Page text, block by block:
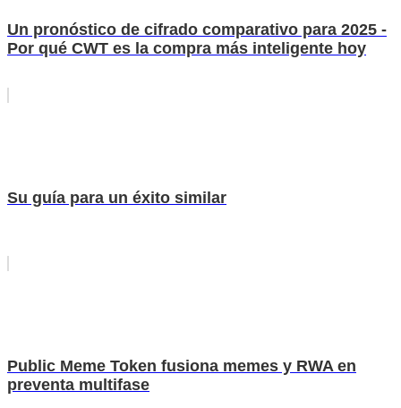
Un pronóstico de cifrado comparativo para 2025 -
Por qué CWT es la compra más inteligente hoy
Su guía para un éxito similar
Public Meme Token fusiona memes y RWA en
preventa multifase